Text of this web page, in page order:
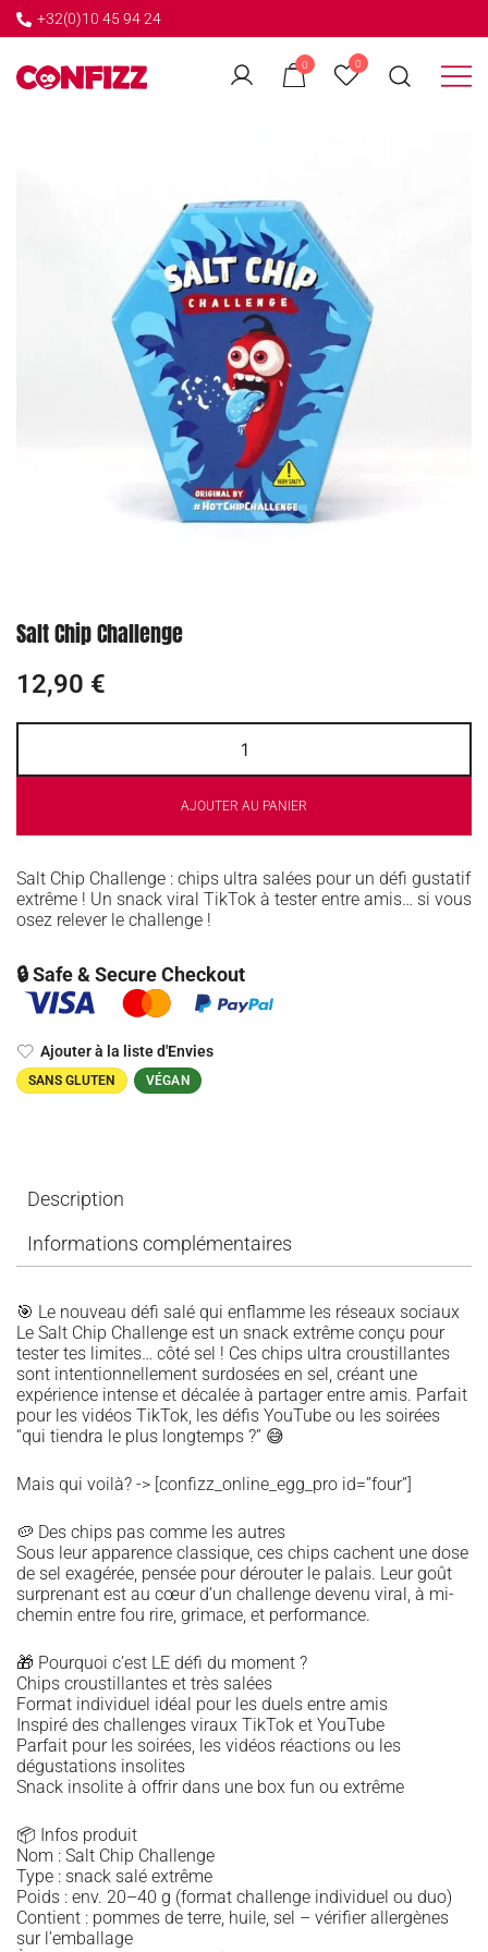
+32(0)10 45 94 24
0 0
← GO BACK
Salt Chip Challenge
12,90 €
AJOUTER AU PANIER
Salt Chip Challenge : chips ultra salées pour un défi gustatif
extrême ! Un snack viral TikTok à tester entre amis… si vous
osez relever le challenge !
🔒 Safe & Secure Checkout
Ajouter à la liste d'Envies
SANS GLUTEN VÉGAN
Description
Informations complémentaires
🎯 Le nouveau défi salé qui enflamme les réseaux sociaux
Le Salt Chip Challenge est un snack extrême conçu pour
tester tes limites… côté sel ! Ces chips ultra croustillantes
sont intentionnellement surdosées en sel, créant une
expérience intense et décalée à partager entre amis. Parfait
pour les vidéos TikTok, les défis YouTube ou les soirées
“qui tiendra le plus longtemps ?” 😅
Mais qui voilà? -> [confizz_online_egg_pro id=”four”]
🥔 Des chips pas comme les autres
Sous leur apparence classique, ces chips cachent une dose
de sel exagérée, pensée pour dérouter le palais. Leur goût
surprenant est au cœur d’un challenge devenu viral, à mi-
chemin entre fou rire, grimace, et performance.
🎁 Pourquoi c’est LE défi du moment ?
Chips croustillantes et très salées
Format individuel idéal pour les duels entre amis
Inspiré des challenges viraux TikTok et YouTube
Parfait pour les soirées, les vidéos réactions ou les
dégustations insolites
Snack insolite à offrir dans une box fun ou extrême
📦 Infos produit
Nom : Salt Chip Challenge
Type : snack salé extrême
Poids : env. 20–40 g (format challenge individuel ou duo)
Contient : pommes de terre, huile, sel – vérifier allergènes
sur l’emballage